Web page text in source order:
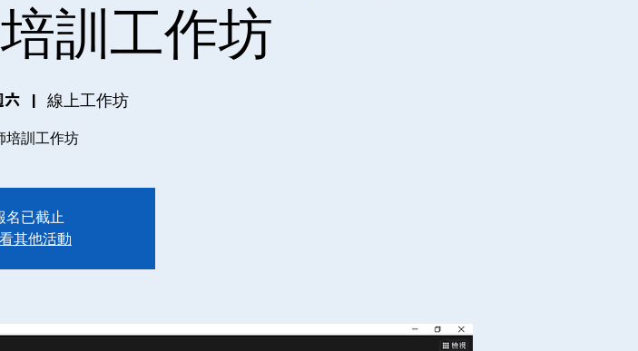
訓工作坊
六
  |
線上工作坊
培訓工作坊
名已截止
其他活動